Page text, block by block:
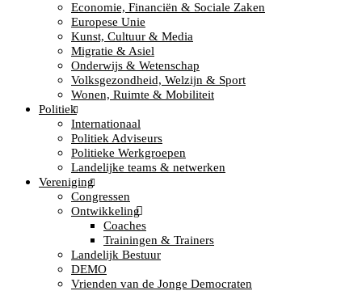
Economie, Financiën & Sociale Zaken
Europese Unie
Kunst, Cultuur & Media
Migratie & Asiel
Onderwijs & Wetenschap
Volksgezondheid, Welzijn & Sport
Wonen, Ruimte & Mobiliteit
Politiek
Internationaal
Politiek Adviseurs
Politieke Werkgroepen
Landelijke teams & netwerken
Vereniging
Congressen
Ontwikkeling
Coaches
Trainingen & Trainers
Landelijk Bestuur
DEMO
Vrienden van de Jonge Democraten